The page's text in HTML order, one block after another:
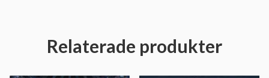
Relaterade produkter